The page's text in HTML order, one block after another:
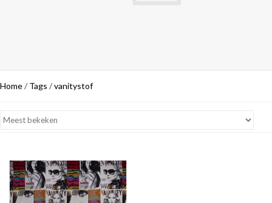
Home/ Tags /vanitystof